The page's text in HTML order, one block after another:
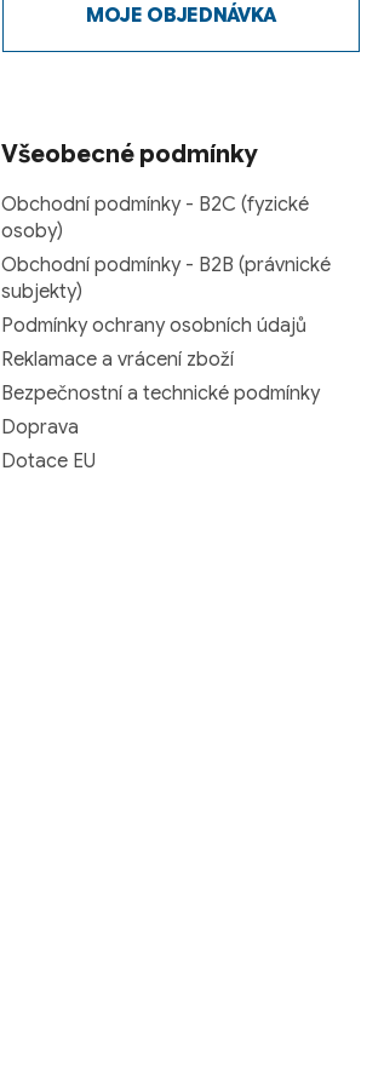
Všeobecné podmínky
Obchodní podmínky - B2C (fyzické
osoby)
Obchodní podmínky - B2B (právnické
subjekty)
Podmínky ochrany osobních údajů
Reklamace a vrácení zboží
Bezpečnostní a technické podmínky
Doprava
Dotace EU
MOJE OBJEDNÁVKA